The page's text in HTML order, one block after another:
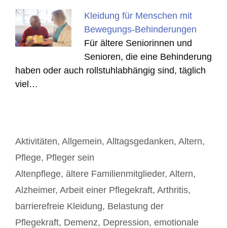
Kleidung für Menschen mit
Bewegungs-Behinderungen
Für ältere Seniorinnen und
Senioren, die eine Behinderung
haben oder auch rollstuhlabhängig sind, täglich
viel…
Kategorien
Aktivitäten, Allgemein, Alltagsgedanken, Altern,
Pflege, Pfleger sein
Schlagwörter
Altenpflege, ältere Familienmitglieder, Altern,
Alzheimer, Arbeit einer Pflegekraft, Arthritis,
barrierefreie Kleidung, Belastung der
Pflegekraft, Demenz, Depression, emotionale